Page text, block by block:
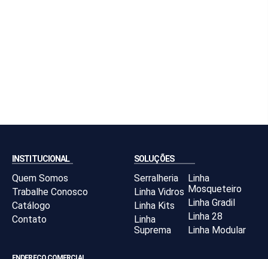
INSTITUCIONAL
Quem Somos
Trabalhe Conosco
Catálogo
Contato
SOLUÇÕES
Serralheria
Linha Vidros
Linha Kits
Linha
Suprema
Linha
Mosqueteiro
Linha Gradil
Linha 28
Linha Modular